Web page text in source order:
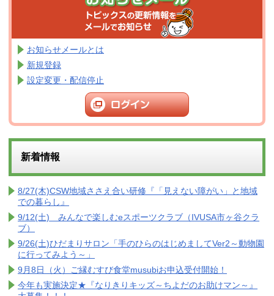
お知らせメールとは
新規登録
設定変更・配信停止
新着情報
8/27(木)CSW地域ささえ合い研修『「見えない障がい」と地域
での暮らし』
9/12(土) みんなで楽しむeスポーツクラブ（IVUSA市ヶ谷クラ
ブ）
9/26(土)ひだまりサロン「手のひらのはじめましてVer2～動物園
に行ってみよう～」
9月8日（火）ご縁むすび食堂musubiお申込受付開始！
今年も実施決定★『なりきりキッズ～ちよだのお助けマン～』